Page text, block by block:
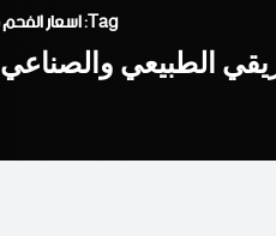
Tag: اسعار الفحم في قطر
الطبيعي والصناعي